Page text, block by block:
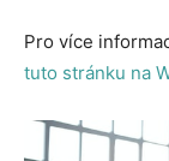
Pro více
tuto stránku na